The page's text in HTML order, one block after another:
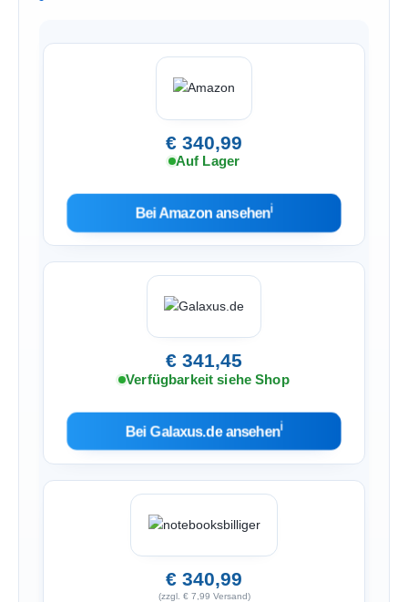
€ 340,99
Auf Lager
Bei Amazon ansehenℹ︎
€ 341,45
Verfügbarkeit siehe Shop
Bei Galaxus.de ansehenℹ︎
€ 340,99
(zzgl. € 7,99 Versand)